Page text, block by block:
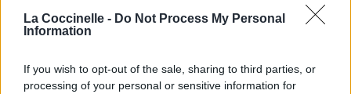
La Coccinelle - Do Not Process My Personal
Information
If you wish to opt-out of the sale, sharing to third parties, or
processing of your personal or sensitive information for